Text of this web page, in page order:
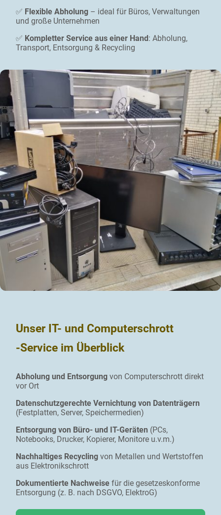
✅ Flexible Abholung – ideal für Büros, Verwaltungen
und große Unternehmen
✅ Kompletter Service aus einer Hand: Abholung,
Transport, Entsorgung & Recycling
Unser IT- und Computerschrott
-Service im Überblick
Abholung und Entsorgung von Computerschrott direkt
vor Ort
Datenschutzgerechte Vernichtung von Datenträgern
(Festplatten, Server, Speichermedien)
Entsorgung von Büro- und IT-Geräten (PCs,
Notebooks, Drucker, Kopierer, Monitore u.v.m.)
Nachhaltiges Recycling von Metallen und Wertstoffen
aus Elektronikschrott
Dokumentierte Nachweise für die gesetzeskonforme
Entsorgung (z. B. nach DSGVO, ElektroG)